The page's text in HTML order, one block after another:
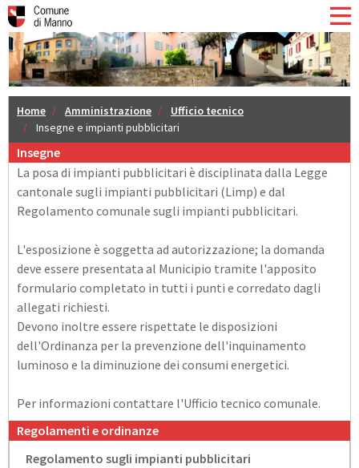
Home Amministrazione
Ufficio tecnico
Insegne e impianti pubblicitari
Insegne
La posa di impianti pubblicitari è disciplinata dalla Legge
cantonale sugli impianti pubblicitari (Limp) e dal
Regolamento comunale sugli impianti pubblicitari.
L'esposizione è soggetta ad autorizzazione; la domanda
deve essere presentata al Municipio tramite l'apposito
formulario completato in tutti i punti e corredato dagli
allegati richiesti.
Devono inoltre essere rispettate le disposizioni
dell'Ordinanza per la prevenzione dell'inquinamento
luminoso e la diminuzione dei consumi energetici.
Per informazioni contattare l'Ufficio tecnico comunale.
Regolamenti e ordinanze
Regolamento sugli impianti pubblicitari